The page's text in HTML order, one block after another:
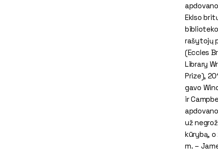
Eklso
rašytojų
(Eccles
Library
Prize),
gavo
ir
už
kūrybą, o
m. –